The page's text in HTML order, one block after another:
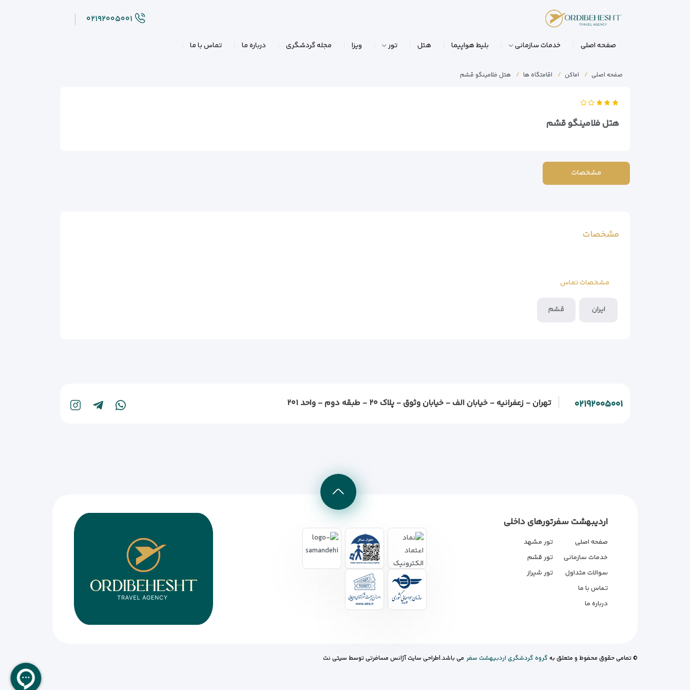
۰۲۱۹۲۰۰۵۰۰۱
صفحه اصلی خدمات سازمانی بلیط هواپیما هتل تور ویزا مجله گردشگری درباره ما تماس با ما
صفحه اصلی اماکن اقامتگاه ها هتل فلامینگو قشم
هتل فلامینگو قشم
مشخصات
مشخصات
مشخصات تماس
ایران قشم
۰۲۱۹۲۰۰۵۰۰۱ تهران - زعفرانیه - خیابان الف - خیابان وثوق - پلاک ۲۰ - طبقه دوم - واحد ۲۰۱
اردیبهشت سفر
صفحه اصلی
خدمات سازمانی
سوالات متداول
تماس با ما
درباره ما
تورهای داخلی
تور مشهد
تور قشم
تور شیراز
© تمامی حقوق محفوظ و متعلق به گروه گردشگری اردبیهشت سفر می باشد.|طراحی سایت آژانس مسافرتیتوسط سیتی نت